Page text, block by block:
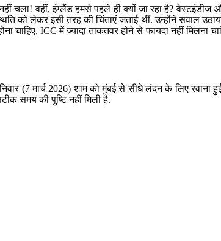
चला! वहीं, इंग्लैंड हमसे पहले ही क्यों जा रहा है?
को लेकर इसी तरह की चिंताएं जताई थीं. उन्होंने सवाल
चाहिए, ICC में ज्यादा ताकतवर होने से फायदा नहीं
(7 मार्च 2026) शाम को मुंबई से सीधे लंदन के लिए
समय की पुष्टि नहीं मिली है.